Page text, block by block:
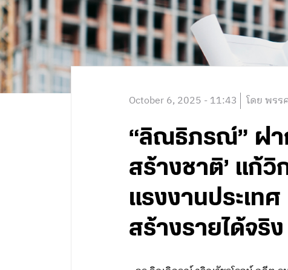
October 6, 2025 - 11:43 โดย พรร
“ลิณธิภรณ์” ฝา
สร้างชาติ’ แก้วิ
แรงงานประเท
สร้างรายได้จริง